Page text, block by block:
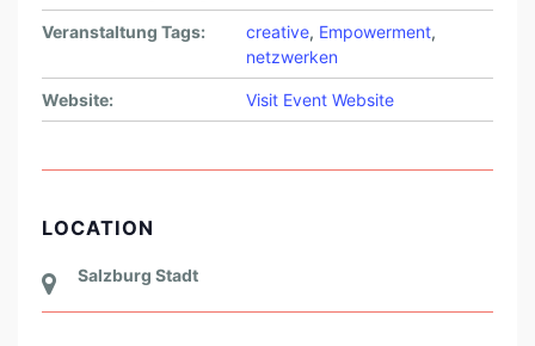
Veranstaltung Tags: creative, Empowerment,
netzwerken
Website: Visit Event Website
LOCATION
Salzburg Stadt